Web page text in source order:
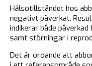
Hälsotillståndet hos
negativt påverkat.
indikerar både
samt störningar i
Det är oroande att